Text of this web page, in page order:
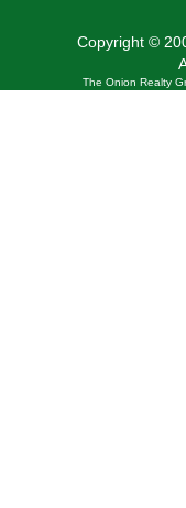
Copyright ©
The Onion Realty